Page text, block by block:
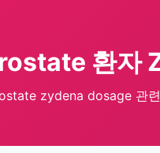
환자
zydena dosage 관